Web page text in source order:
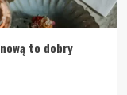
to dobry